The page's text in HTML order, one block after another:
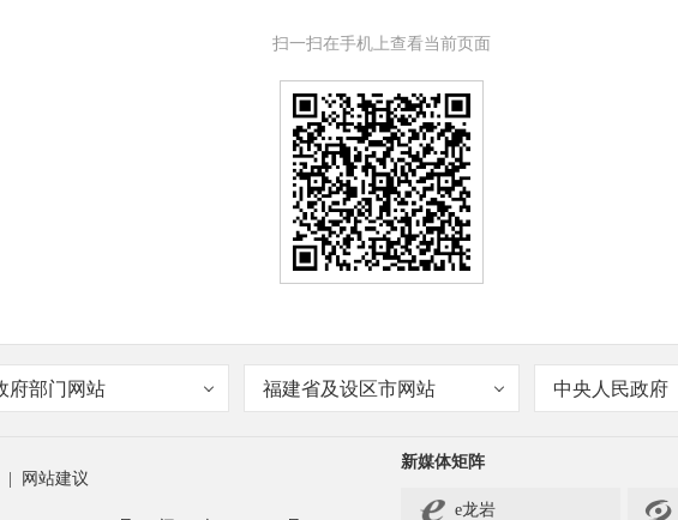
扫一扫在手机上查看当前页面
府部门网站 福建省及设区市网站 中央人民政府
网站建议
新媒体矩阵
e龙岩 